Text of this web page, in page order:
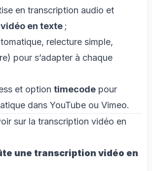
en transcription audio et
en texte ;
relecture simple,
pour s’adapter à chaque
et option timecode pour
dans YouTube ou Vimeo.
sur la transcription vidéo en
une transcription vidéo en